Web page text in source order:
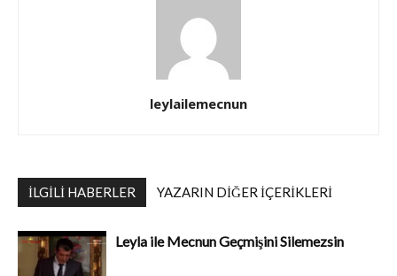
leylailemecnun
İLGILI HABERLER YAZARIN DIĞER İÇERIKLERI
Leyla ile Mecnun Geçmişini Silemezsin